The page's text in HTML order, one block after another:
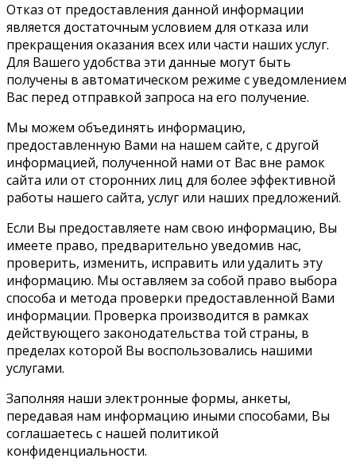
Отказ от предоставления данной информации
является достаточным условием для отказа или
прекращения оказания всех или части наших услуг.
Для Вашего удобства эти данные могут быть
получены в автоматическом режиме с уведомлением
Вас перед отправкой запроса на его получение.
Мы можем объединять информацию,
предоставленную Вами на нашем сайте, с другой
информацией, полученной нами от Вас вне рамок
сайта или от сторонних лиц для более эффективной
работы нашего сайта, услуг или наших предложений.
Если Вы предоставляете нам свою информацию, Вы
имеете право, предварительно уведомив нас,
проверить, изменить, исправить или удалить эту
информацию. Мы оставляем за собой право выбора
способа и метода проверки предоставленной Вами
информации. Проверка производится в рамках
действующего законодательства той страны, в
пределах которой Вы воспользовались нашими
услугами.
Заполняя наши электронные формы, анкеты,
передавая нам информацию иными способами, Вы
соглашаетесь с нашей политикой
конфиденциальности.